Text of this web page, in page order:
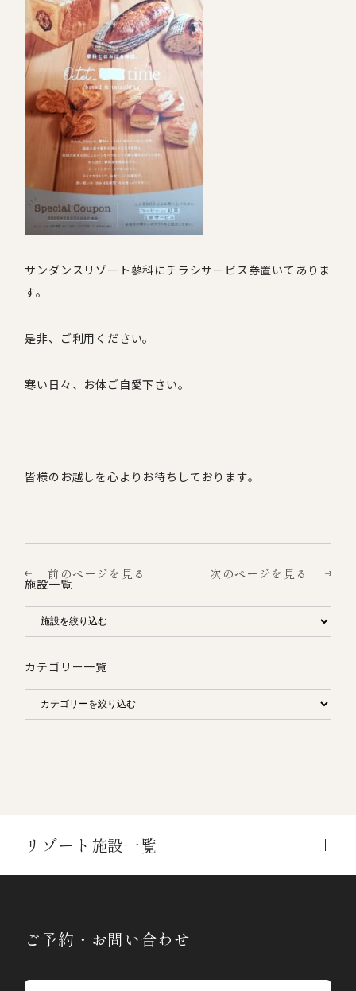
施設一覧
カテゴリー一覧
サンダンスリゾート蓼科にチラシサービス券置いてありま
す。
是非、ご利用ください。
寒い日々、お体ご自愛下さい。
皆様のお越しを心よりお待ちしております。
前のページを見る 次のページを見る
リゾート施設一覧
ご予約・お問い合わせ